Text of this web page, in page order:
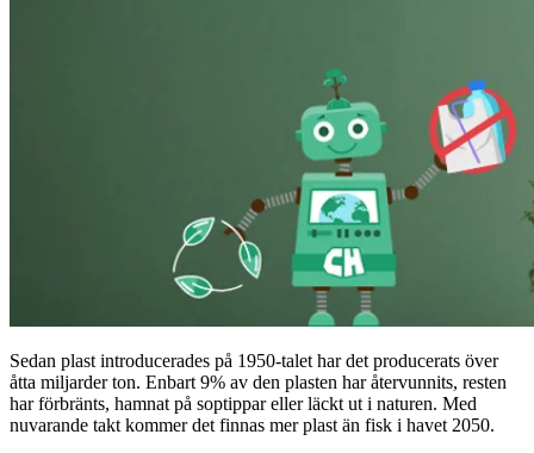
Sedan plast introducerades på 1950-talet har det producerats över
åtta miljarder ton. Enbart 9% av den plasten har återvunnits, resten
har förbränts, hamnat på soptippar eller läckt ut i naturen. Med
nuvarande takt kommer det finnas mer plast än fisk i havet 2050.